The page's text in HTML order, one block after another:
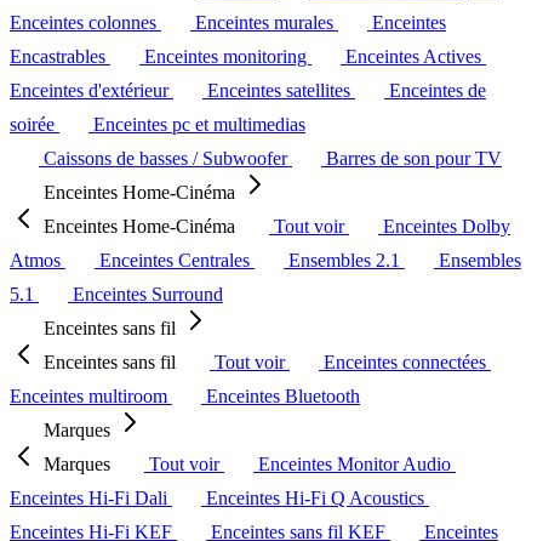
Enceintes colonnes
Enceintes murales
Enceintes
Encastrables
Enceintes monitoring
Enceintes Actives
Enceintes d'extérieur
Enceintes satellites
Enceintes de
soirée
Enceintes pc et multimedias
Caissons de basses / Subwoofer
Barres de son pour TV
Enceintes Home-Cinéma
Enceintes Home-Cinéma
Tout voir
Enceintes Dolby
Atmos
Enceintes Centrales Ensembles 2.1
Ensembles
5.1
Enceintes Surround
Enceintes sans fil
Enceintes sans fil
Tout voir
Enceintes connectées
Enceintes multiroom
Enceintes Bluetooth
Marques
Marques
Tout voir
Enceintes Monitor Audio
Enceintes Hi-Fi Dali
Enceintes Hi-Fi Q Acoustics
Enceintes Hi-Fi KEF
Enceintes sans fil KEF
Enceintes